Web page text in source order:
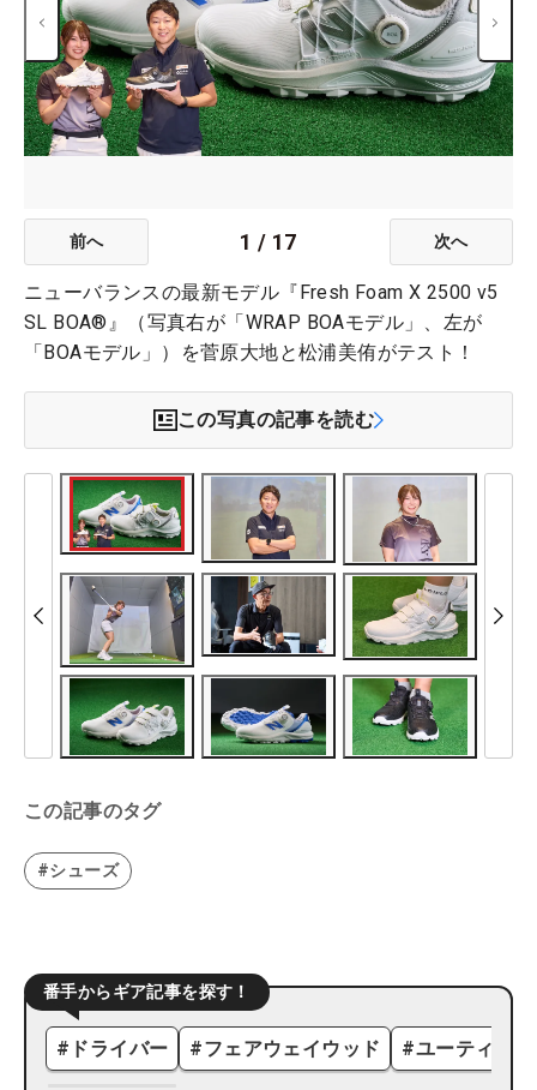
前へ 1 / 17 次へ
ニューバランスの最新モデル『Fresh Foam X 2500 v5
SL BOA®︎』（写真右が「WRAP BOAモデル」、左が
「BOAモデル」）を菅原大地と松浦美侑がテスト！
この写真の記事を読む
この記事のタグ
#シューズ
番手からギア記事を探す！
# ドライバー #フェアウェイウッド #ユーティリ